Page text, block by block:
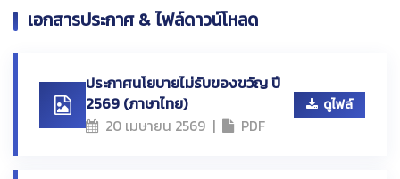
เอกสารประกาศ & ไฟล์ดาวน์โหลด
ประกาศนโยบายไม่รับของขวัญ ปี
2569 (ภาษาไทย)
20 เมษายน 2569 | PDF
ดูไฟล์